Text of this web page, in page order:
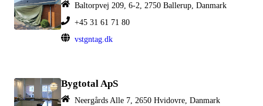
Baltorpvej 209, 6-2, 2750 Ballerup, Danmark
+45 31 61 71 80
vstgntag.dk
Bygtotal ApS
Neergårds Alle 7, 2650 Hvidovre, Danmark